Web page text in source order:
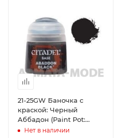
21-25GW Баночка с
краской: Черный
Аббадон (Paint Pot:
Abbaddon Black) Citadel
Нет в наличии